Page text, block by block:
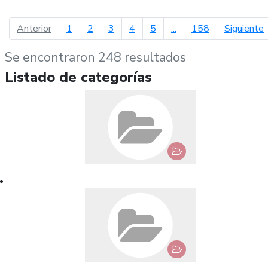
Anteriorpágina anterior
1 2 3 4 5 ... 158 Siguiente
Se encontraron 248 resultados
Listado de categorías